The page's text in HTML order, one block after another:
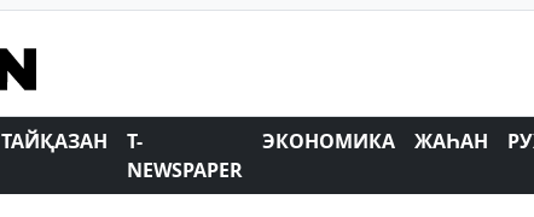
ТАЙҚАЗАН
T-
NEWSPAPER
ЭКОНОМИКА ЖАҺАН